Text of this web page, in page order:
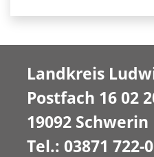
Landkreis
Postfach 16 02
19092 Schwerin
Tel.: 03871 722-0